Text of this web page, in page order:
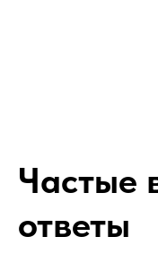
Частые
ответы